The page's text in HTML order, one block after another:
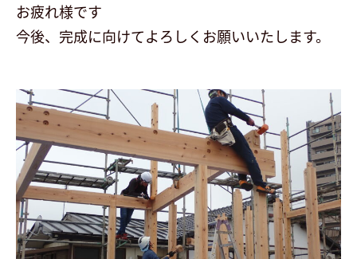
follow us
お疲れ様です
今後、完成に向けてよろしくお願いいたします。